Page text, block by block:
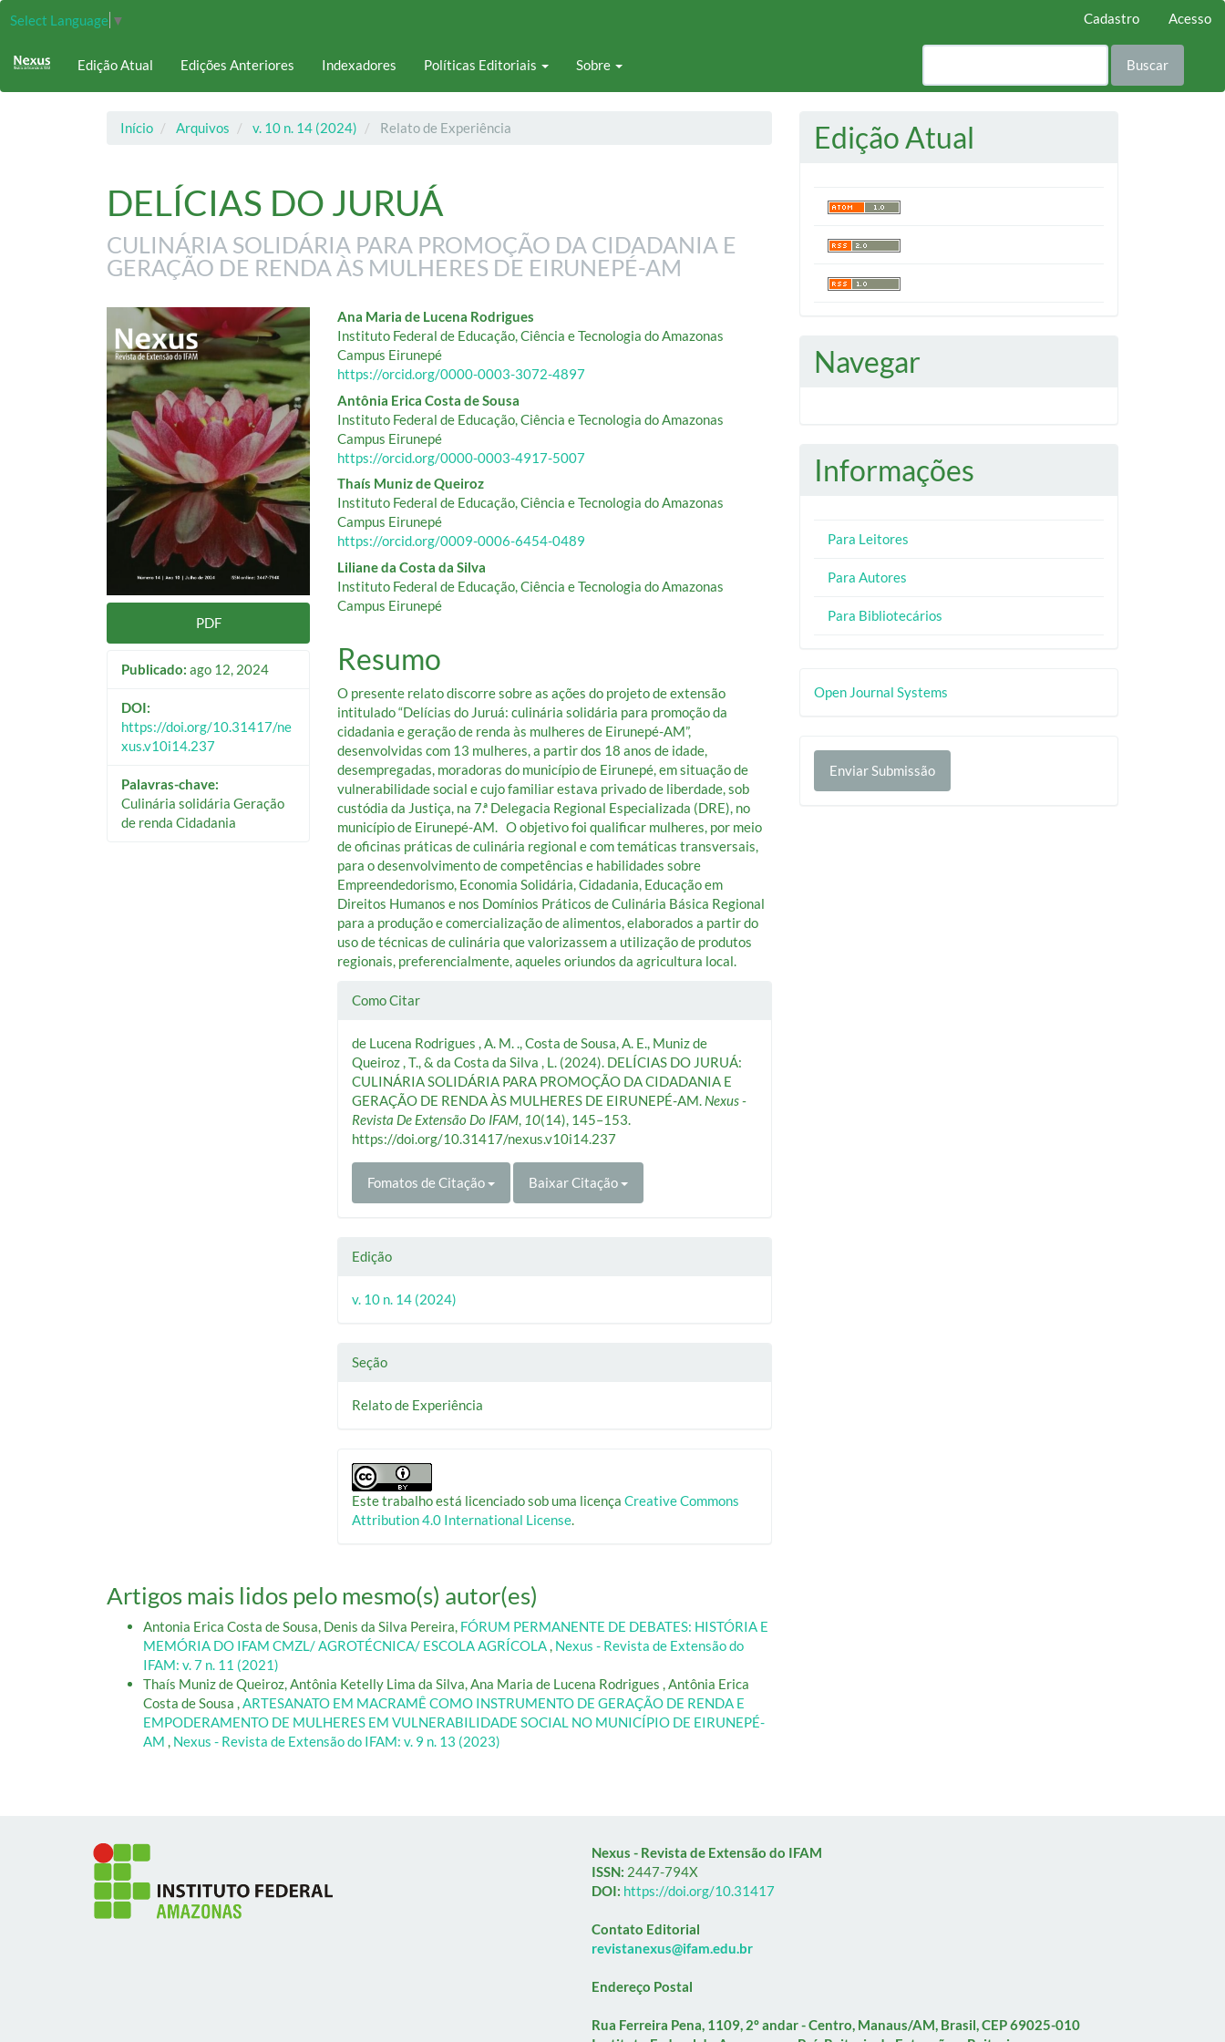
Select Language ▼
Principal
principal
Cadastro Acesso
Edição Atual Edições Anteriores Indexadores Políticas Editoriais Sobre Buscar
Início Arquivos v. 10 n. 14 (2024) Relato de Experiência
DELÍCIAS DO JURUÁ
CULINÁRIA SOLIDÁRIA PARA PROMOÇÃO DA CIDADANIA E
GERAÇÃO DE RENDA ÀS MULHERES DE EIRUNEPÉ-AM
Barra
lateral
de
artigos
PDF
Publicado: ago 12, 2024
DOI:
https://doi.org/10.31417/ne
xus.v10i14.237
Palavras-chave:
Culinária solidária Geração
de renda Cidadania
Conteúdo
do
artigo
principal
Ana Maria de Lucena Rodrigues
Instituto Federal de Educação, Ciência e Tecnologia do Amazonas
Campus Eirunepé
https://orcid.org/0000-0003-3072-4897
Antônia Erica Costa de Sousa
Instituto Federal de Educação, Ciência e Tecnologia do Amazonas
Campus Eirunepé
https://orcid.org/0000-0003-4917-5007
Thaís Muniz de Queiroz
Instituto Federal de Educação, Ciência e Tecnologia do Amazonas
Campus Eirunepé
https://orcid.org/0009-0006-6454-0489
Liliane da Costa da Silva
Instituto Federal de Educação, Ciência e Tecnologia do Amazonas
Campus Eirunepé
Resumo
O presente relato discorre sobre as ações do projeto de extensão
intitulado “Delícias do Juruá: culinária solidária para promoção da
cidadania e geração de renda às mulheres de Eirunepé-AM”,
desenvolvidas com 13 mulheres, a partir dos 18 anos de idade,
desempregadas, moradoras do município de Eirunepé, em situação de
vulnerabilidade social e cujo familiar estava privado de liberdade, sob
custódia da Justiça, na 7.ª Delegacia Regional Especializada (DRE), no
município de Eirunepé-AM. O objetivo foi qualificar mulheres, por meio
de oficinas práticas de culinária regional e com temáticas transversais,
para o desenvolvimento de competências e habilidades sobre
Empreendedorismo, Economia Solidária, Cidadania, Educação em
Direitos Humanos e nos Domínios Práticos de Culinária Básica Regional
para a produção e comercialização de alimentos, elaborados a partir do
uso de técnicas de culinária que valorizassem a utilização de produtos
regionais, preferencialmente, aqueles oriundos da agricultura local.
Detalhes
artigo
Como Citar
de Lucena Rodrigues , A. M. ., Costa de Sousa, A. E., Muniz de
Queiroz , T., & da Costa da Silva , L. (2024). DELÍCIAS DO JURUÁ:
CULINÁRIA SOLIDÁRIA PARA PROMOÇÃO DA CIDADANIA E
GERAÇÃO DE RENDA ÀS MULHERES DE EIRUNEPÉ-AM. Nexus -
Revista De Extensão Do IFAM, 10(14), 145–153.
https://doi.org/10.31417/nexus.v10i14.237
Fomatos de Citação Baixar Citação
Edição
v. 10 n. 14 (2024)
Seção
Relato de Experiência
Este trabalho está licenciado sob uma licençaCreative Commons
Attribution 4.0 International License.
Artigos mais lidos pelo mesmo(s) autor(es)
Antonia Erica Costa de Sousa, Denis da Silva Pereira, FÓRUM PERMANENTE DE DEBATES: HISTÓRIA E
MEMÓRIA DO IFAM CMZL/ AGROTÉCNICA/ ESCOLA AGRÍCOLA, Nexus - Revista de Extensão do
IFAM: v. 7 n. 11 (2021)
Thaís Muniz de Queiroz, Antônia Ketelly Lima da Silva, Ana Maria de Lucena Rodrigues , Antônia Erica
Costa de Sousa ,ARTESANATO EM MACRAMÊ COMO INSTRUMENTO DE GERAÇÃO DE RENDA E
EMPODERAMENTO DE MULHERES EM VULNERABILIDADE SOCIAL NO MUNICÍPIO DE EIRUNEPÉ-
AM , Nexus - Revista de Extensão do IFAM: v. 9 n. 13 (2023)
Edição Atual
Navegar
Informações
Para Leitores
Para Autores
Para Bibliotecários
Desenvolvido
Open Journal Systems
Enviar
Submissão
Enviar Submissão
Nexus - Revista de Extensão do IFAM
ISSN: 2447-794X
DOI: https://doi.org/10.31417
Contato Editorial
revistanexus@ifam.edu.br
Endereço Postal
Rua Ferreira Pena, 1109, 2º andar - Centro, Manaus/AM, Brasil, CEP 69025-010